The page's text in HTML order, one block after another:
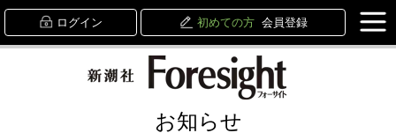
ログイン 初めての方 会員登録
お知らせ